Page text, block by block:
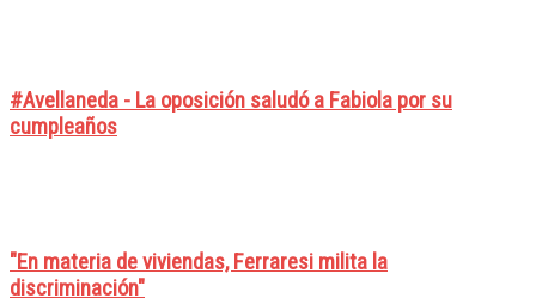
#Avellaneda - La oposición saludó a Fabiola por su
cumpleaños
"En materia de viviendas, Ferraresi milita la
discriminación"